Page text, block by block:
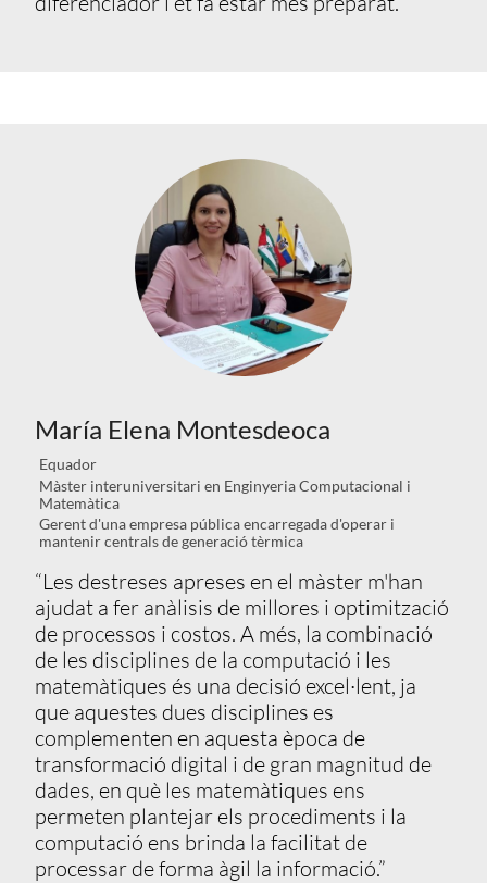
María Elena Montesdeoca
Equador
Màster interuniversitari en Enginyeria Computacional i
Matemàtica
Gerent d'una empresa pública encarregada d'operar i
mantenir centrals de generació tèrmica
“Les destreses apreses en el màster m'han
ajudat a fer anàlisis de millores i optimització
de processos i costos. A més, la combinació
de les disciplines de la computació i les
matemàtiques és una decisió excel·lent, ja
que aquestes dues disciplines es
complementen en aquesta època de
transformació digital i de gran magnitud de
dades, en què les matemàtiques ens
permeten plantejar els procediments i la
computació ens brinda la facilitat de
processar de forma àgil la informació.”